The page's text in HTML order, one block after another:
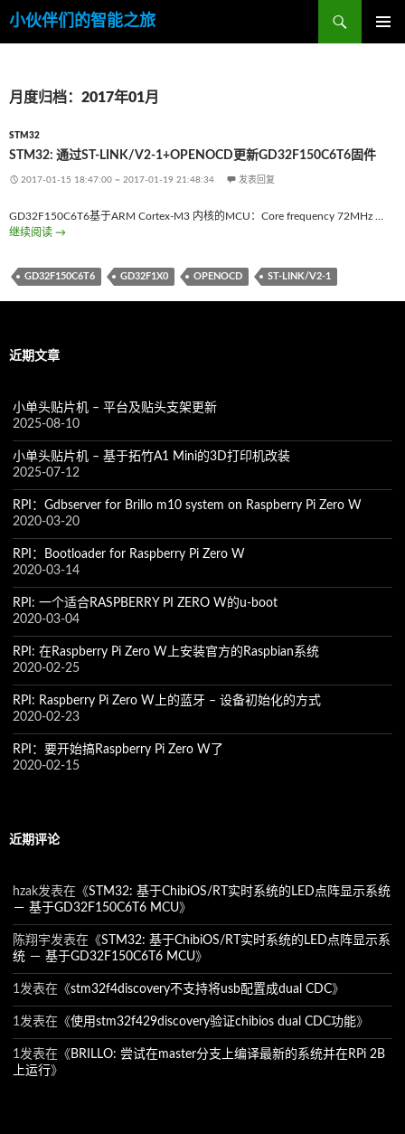
小伙伴们的智能之旅
索
容
月度归档：2017年01月
STM32
STM32: 通过ST-LINK/V2-1+OPENOCD更新GD32F150C6T6固件
2017-01-15 18:47:00 ~ 2017-01-19 21:48:34 发表回复
GD32F150C6T6基于ARM Cortex-M3 内核的MCU：Core frequency 72MHz …
继续阅读 STM32: 通过ST-LINK/V2-1+OpenOCD更新GD32F150C6T6固件
→
GD32F150C6T6 GD32F1X0 OPENOCD ST-LINK/V2-1
近期文章
小单头贴片机 – 平台及贴头支架更新
2025-08-10
小单头贴片机 – 基于拓竹A1 Mini的3D打印机改装
2025-07-12
RPI：Gdbserver for Brillo m10 system on Raspberry Pi Zero W
2020-03-20
RPI：Bootloader for Raspberry Pi Zero W
2020-03-14
RPI: 一个适合RASPBERRY PI ZERO W的u-boot
2020-03-04
RPI: 在Raspberry Pi Zero W上安装官方的Raspbian系统
2020-02-25
RPI: Raspberry Pi Zero W上的蓝牙 – 设备初始化的方式
2020-02-23
RPI：要开始搞Raspberry Pi Zero W了
2020-02-15
近期评论
hzak发表在《STM32: 基于ChibiOS/RT实时系统的LED点阵显示系统
－ 基于GD32F150C6T6 MCU》
陈翔宇发表在《STM32: 基于ChibiOS/RT实时系统的LED点阵显示系
统 － 基于GD32F150C6T6 MCU》
1发表在《stm32f4discovery不支持将usb配置成dual CDC》
1发表在《使用stm32f429discovery验证chibios dual CDC功能》
1发表在《 BRILLO: 尝试在master分支上编译最新的系统并在RPi 2B
上运行》